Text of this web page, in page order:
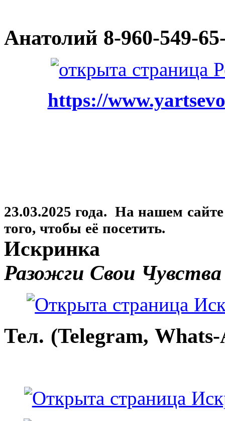
Анатолий 8-960-549-
https://
23.03.2025 года. На нашем
того, чтобы её посетить.
Искринка
Разожги Свои Чувства
Тел. (Telegram,